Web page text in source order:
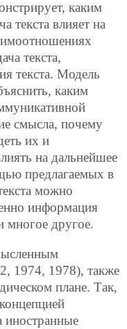
каким
текста влияет на
текста,
текста. Модель
каким
смысла, почему
их и
на дальнейшее
предлагаемых в
можно
информация
многое другое.
1974, 1978), также
плане. Так,
иностранные